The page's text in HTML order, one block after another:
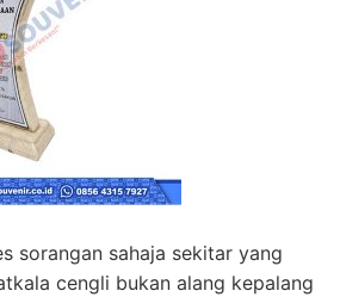
sorangan sahaja sekitar yang
cengli bukan alang kepalang